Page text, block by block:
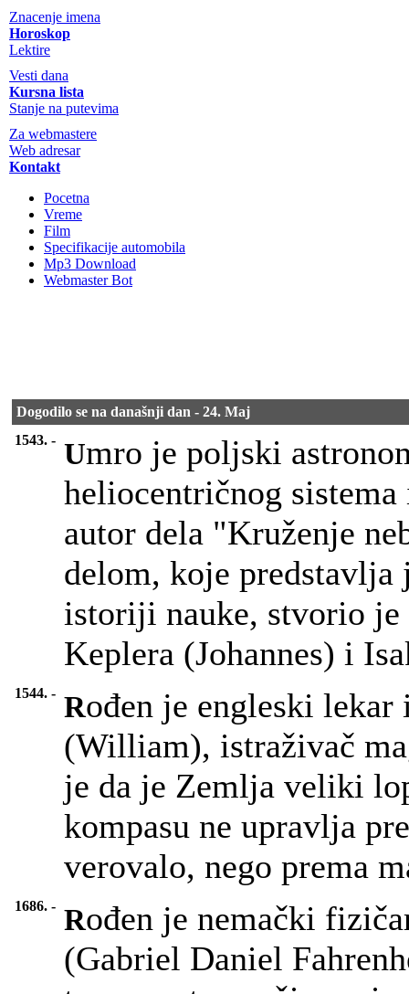
Znacenje imena
Horoskop
Lektire
Vesti dana
Kursna lista
Stanje na putevima
Za webmastere
Web adresar
Kontakt
Pocetna
Vreme
Film
Specifikacije automobila
Mp3 Download
Webmaster Bot
Dogodilo se na današnji dan - 24. Maj
1543. - Umro je poljski
heliocentričnog
autor dela "Kruženje
delom, koje predstavlja
istoriji nauke, stvorio je
Keplera (Johannes) i
1544. - Rođen je engleski
(William), istraživač
je da je Zemlja veliki
kompasu ne upravlja
verovalo, nego prema
1686. - Rođen je nemački
(Gabriel Daniel